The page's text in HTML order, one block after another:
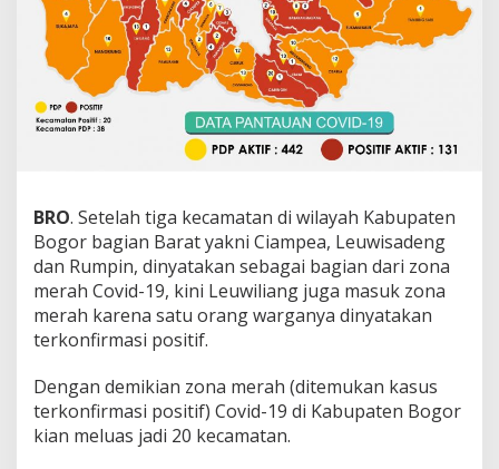
BRO. Setelah tiga kecamatan di wilayah Kabupaten
Bogor bagian Barat yakni Ciampea, Leuwisadeng
dan Rumpin, dinyatakan sebagai bagian dari zona
merah Covid-19, kini Leuwiliang juga masuk zona
merah karena satu orang warganya dinyatakan
terkonfirmasi positif.
Dengan demikian zona merah (ditemukan kasus
terkonfirmasi positif) Covid-19 di Kabupaten Bogor
kian meluas jadi 20 kecamatan.